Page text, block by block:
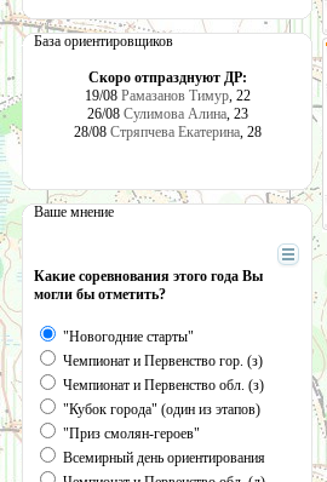
База ориентировщиков
Скоро отпразднуют ДР:
19/08 Рамазанов Тимур, 22
26/08 Сулимова Алина, 23
28/08 Стряпчева Екатерина, 28
Ваше мнение
Какие соревнования этого года Вы
могли бы отметить?
"Новогодние старты"
Чемпионат и Первенство гор. (з)
Чемпионат и Первенство обл. (з)
"Кубок города" (один из этапов)
"Приз смолян-героев"
Всемирный день ориентирования